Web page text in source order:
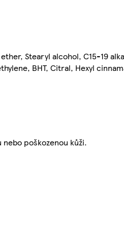
Stearyl alcohol, C15-19
BHT, Citral, Hexyl
poškozenou kůži.